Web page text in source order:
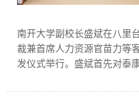
南开大学副校长盛斌在八里
裁兼首席人力资源官苗力等
发仪式举行。盛斌首先对泰